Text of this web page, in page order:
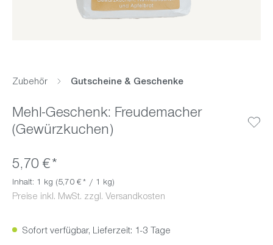
Zubehör Gutscheine & Geschenke
Mehl-Geschenk: Freudemacher
(Gewürzkuchen)
5,70 €*
Inhalt: 1 kg (5,70 €* / 1 kg)
Preise inkl. MwSt. zzgl. Versandkosten
Sofort verfügbar, Lieferzeit: 1-3 Tage